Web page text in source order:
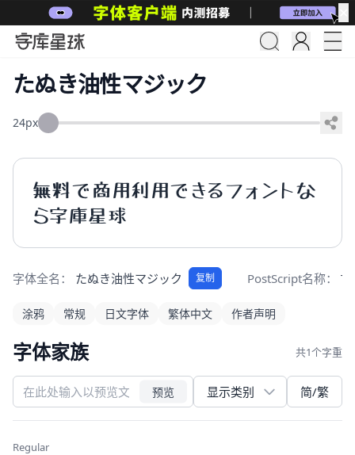
たぬき油性マジック
24px
無料で商用利用できるフォントな
ら字庫星球
字体全名： たぬき油性マジック 复制 PostScript名称：
涂鸦 常规 日文字体 繁体中文 作者声明
字体家族 共1个字重
预览 简/繁
Regular